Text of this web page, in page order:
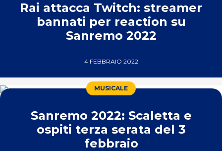
Rai attacca Twitch: streamer
bannati per reaction su
Sanremo 2022
4 FEBBRAIO 2022
MUSICALE
Sanremo 2022: Scaletta e
ospiti terza serata del 3
febbraio